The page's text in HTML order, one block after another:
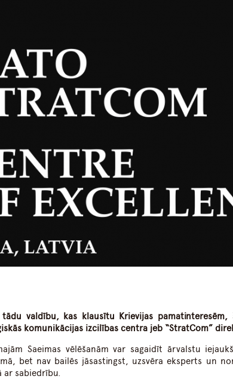
valdību, kas klausītu Krievijas
komunikācijas izcilības centra jeb “StratCom”
Saeimas vēlēšanām var sagaidīt ārvalstu
bet nav bailēs jāsastingst, uzsvēra eksperts un
ar sabiedrību.